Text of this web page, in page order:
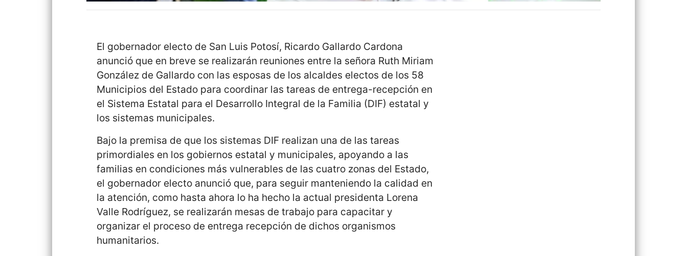
El gobernador electo de San Luis Potosí, Ricardo Gallardo Cardona
anunció que en breve se realizarán reuniones entre la señora Ruth Miriam
González de Gallardo con las esposas de los alcaldes electos de los 58
Municipios del Estado para coordinar las tareas de entrega-recepción en
el Sistema Estatal para el Desarrollo Integral de la Familia (DIF) estatal y
los sistemas municipales.
Bajo la premisa de que los sistemas DIF realizan una de las tareas
primordiales en los gobiernos estatal y municipales, apoyando a las
familias en condiciones más vulnerables de las cuatro zonas del Estado,
el gobernador electo anunció que, para seguir manteniendo la calidad en
la atención, como hasta ahora lo ha hecho la actual presidenta Lorena
Valle Rodríguez, se realizarán mesas de trabajo para capacitar y
organizar el proceso de entrega recepción de dichos organismos
humanitarios.